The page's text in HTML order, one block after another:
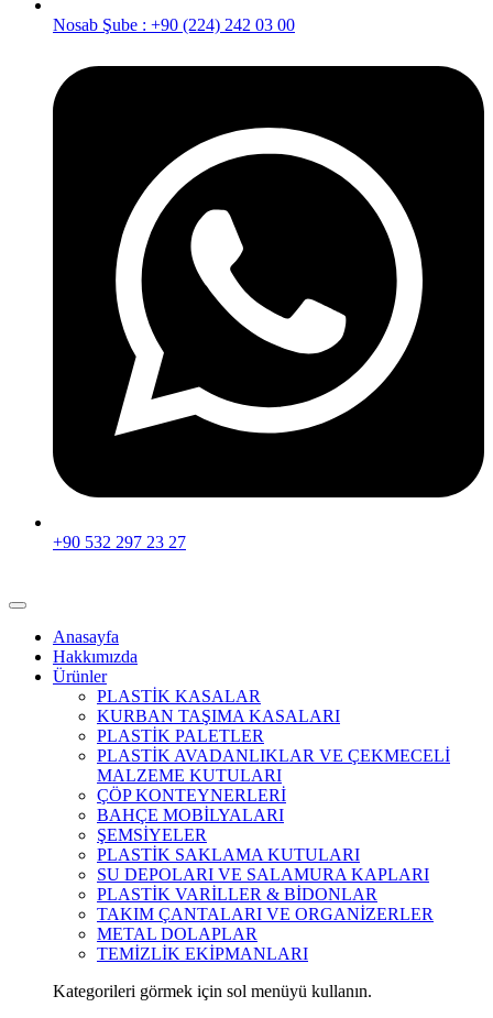
Nosab Şube : +90 (224) 242 03 00
+90 532 297 23 27
Anasayfa
Hakkımızda
Ürünler
PLASTİK KASALAR
KURBAN TAŞIMA KASALARI
PLASTİK PALETLER
PLASTİK AVADANLIKLAR VE ÇEKMECELİ
MALZEME KUTULARI
ÇÖP KONTEYNERLERİ
BAHÇE MOBİLYALARI
ŞEMSİYELER
PLASTİK SAKLAMA KUTULARI
SU DEPOLARI VE SALAMURA KAPLARI
PLASTİK VARİLLER & BİDONLAR
TAKIM ÇANTALARI VE ORGANİZERLER
METAL DOLAPLAR
TEMİZLİK EKİPMANLARI
Kategorileri görmek için sol menüyü kullanın.